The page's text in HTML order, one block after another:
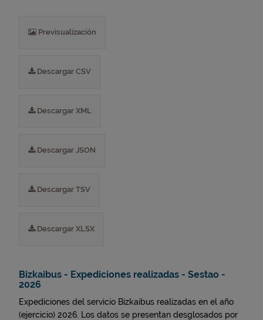
Previsualización
Descargar CSV
Descargar XML
Descargar JSON
Descargar TSV
Descargar XLSX
Bizkaibus - Expediciones realizadas - Sestao -
2026
Expediciones del servicio Bizkaibus realizadas en el año
(ejercicio) 2026. Los datos se presentan desglosados por